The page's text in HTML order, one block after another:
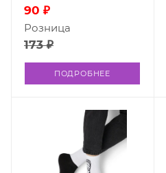
90 ₽
173 ₽
Розница
ПОДРОБНЕЕ